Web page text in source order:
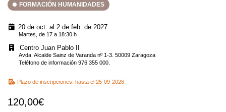
FORMACIÓN HUMANIDADES
20 de oct. al 2 de feb. de 2027
Martes, de 17 a 18:30 h
Centro Juan Pablo II
Avda. Alcalde Sainz de Varanda nº 1-3. 50009 Zaragoza
Teléfono de información 976 355 000.
Plazo de inscripciones: hasta el 25-09-2026
120,00€